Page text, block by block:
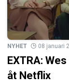
NYHET 08 januari
EXTRA:
åt Netflix